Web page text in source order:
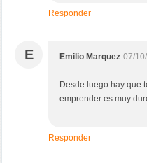
Responder
E Emilio Marquez 07/
Desde luego hay que
emprender es muy
Responder